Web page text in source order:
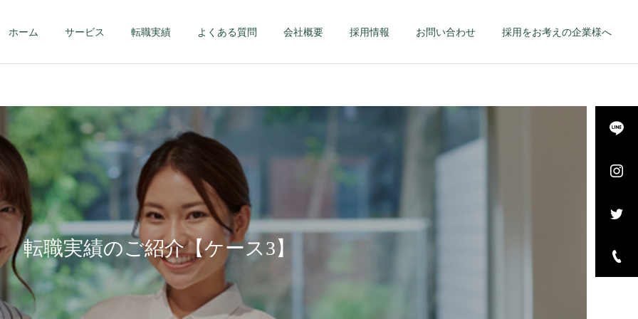
ホーム サービス 転職実績 よくある質問 会社概要 採用情報 お問い合わせ 採用をお考えの企業様へ
詳細を見る
第二新卒・メンバーク
ハイクラス – 課長・
エグゼクティブ – 幹
転職実績のご紹介【ケース3】